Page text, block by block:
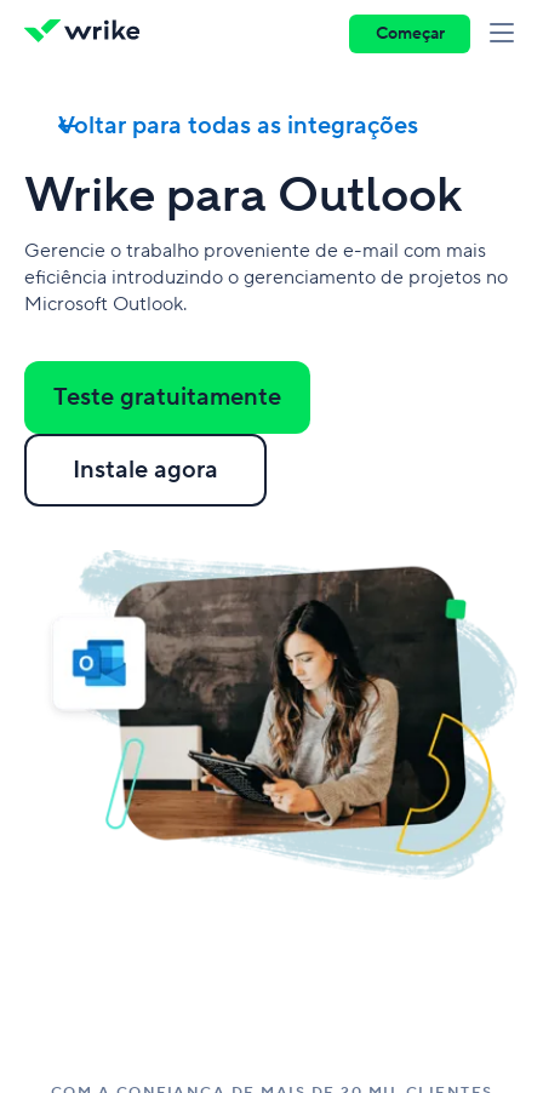
Começar
Voltar para todas as integrações
Wrike para Outlook
Gerencie o trabalho proveniente de e-mail com mais
eficiência introduzindo o gerenciamento de projetos no
Microsoft Outlook.
Teste gratuitamente
Instale agora